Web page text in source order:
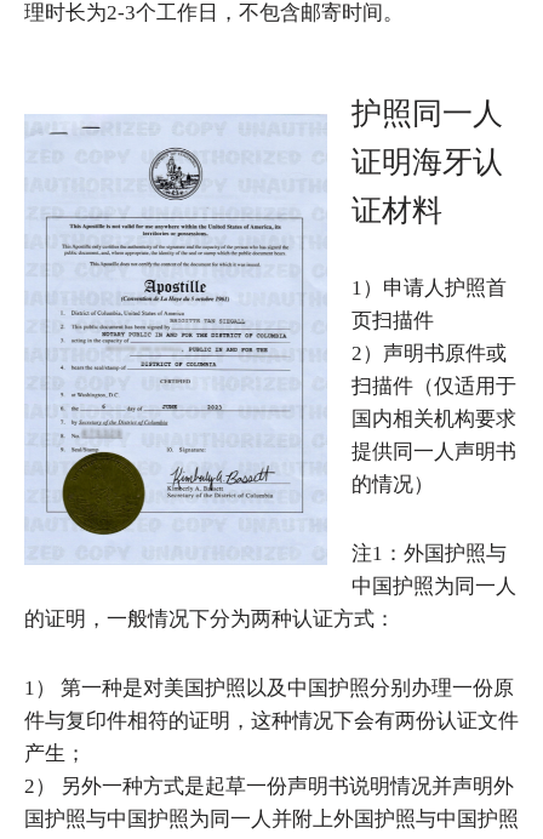
理时长为2-3个工作日，不包含邮寄时间。
护照同一人
证明海牙认
证材料
1）申请人护照首
页扫描件
2）声明书原件或
扫描件（仅适用于
国内相关机构要求
提供同一人声明书
的情况）
注1：外国护照与
中国护照为同一人
的证明，一般情况下分为两种认证方式：
1） 第一种是对美国护照以及中国护照分别办理一份原
件与复印件相符的证明，这种情况下会有两份认证文件
产生；
2） 另外一种方式是起草一份声明书说明情况并声明外
国护照与中国护照为同一人并附上外国护照与中国护照